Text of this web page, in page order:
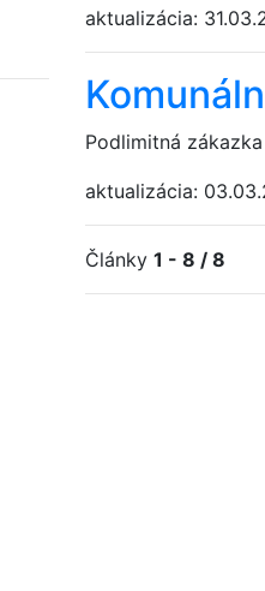
aktualizácia:
Podlimitná
aktualizácia:
Články 1 - 8 / 8